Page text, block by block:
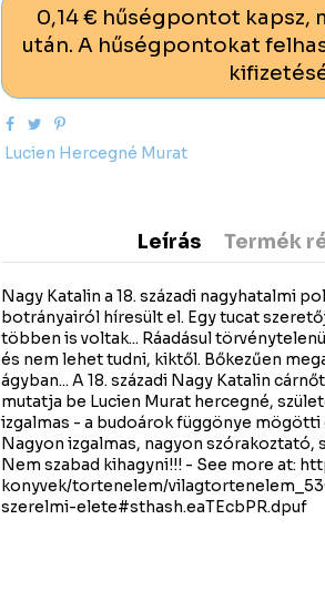
0,14 € hűségpontot kapsz,
után. A hűségpontokat
Lucien Hercegné Murat
Leírás Termék
Nagy Katalin a 18. századi nagyhatalmi
botrányairól híresült el. Egy tucat
többen is voltak... Ráadásul
és nem lehet tudni, kiktől. Bőkezűen
ágyban... A 18. századi Nagy Katalin
mutatja be Lucien Murat hercegné,
izgalmas - a budoárok függönye
Nagyon izgalmas, nagyon
Nem szabad kihagyni!!! - See more at:
konyvek/tortenelem/
szerelmi-elete#sthash.eaTEcbPR.dpuf